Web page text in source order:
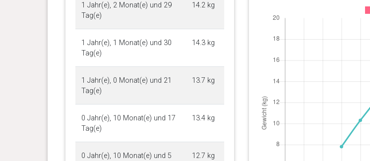
1 Jahr(e), 2 Monat(e) und 29
Tag(e)
14.2 kg
1 Jahr(e), 1 Monat(e) und 30
Tag(e)
14.3 kg
1 Jahr(e), 0 Monat(e) und 21
Tag(e)
13.7 kg
0 Jahr(e), 10 Monat(e) und 17
Tag(e)
13.4 kg
0 Jahr(e), 10 Monat(e) und 5
12.7 kg